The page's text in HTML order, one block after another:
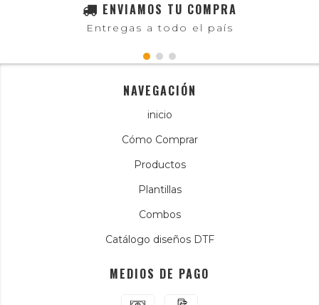
ENVIAMOS TU COMPRA
Entregas a todo el país
NAVEGACIÓN
inicio
Cómo Comprar
Productos
Plantillas
Combos
Catálogo diseños DTF
MEDIOS DE PAGO